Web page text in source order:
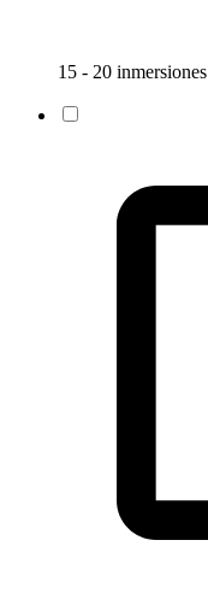
15 - 20 inmersiones